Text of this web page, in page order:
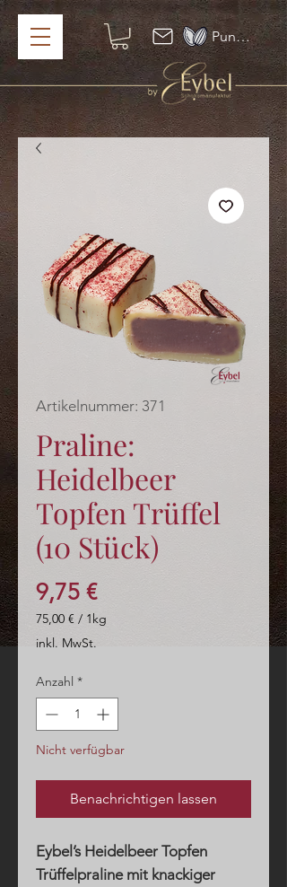
Punkte ansehen
Artikelnummer: 371
Praline:
Heidelbeer
Topfen Trüffel
(10 Stück)
9,75 €Preis
75,00 € / 1kg
75,00 €
Kilogramm
inkl. MwSt.
Anzahl *
Nicht verfügbar
Benachrichtigen lassen
Eybel’s Heidelbeer Topfen
Trüffelpraline mit knackiger